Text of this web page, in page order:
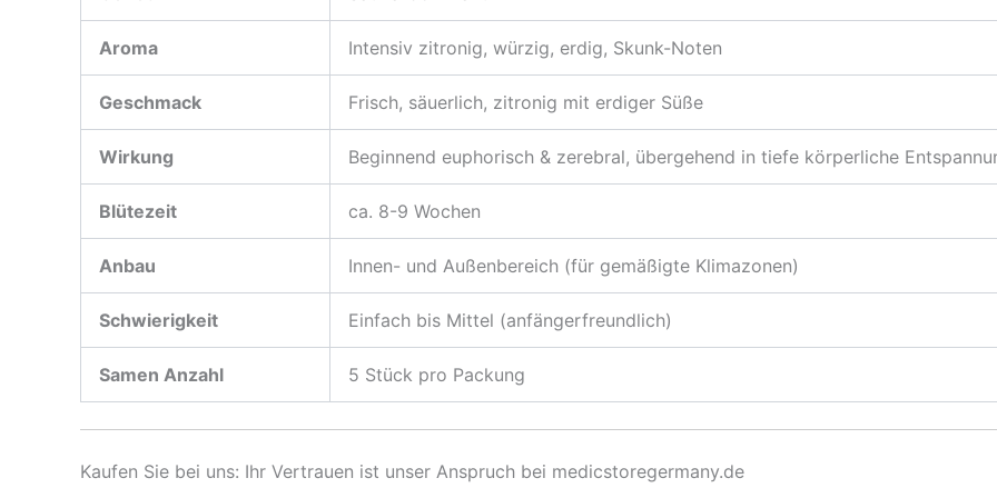
Aroma Intensiv zitronig, würzig, erdig, Skunk-Noten
Geschmack Frisch, säuerlich, zitronig mit erdiger Süße
Wirkung Beginnend euphorisch & zerebral, übergehend in tiefe körperliche
Blütezeit ca. 8-9 Wochen
Anbau Innen- und Außenbereich (für gemäßigte Klimazonen)
Schwierigkeit Einfach bis Mittel (anfängerfreundlich)
Samen Anzahl 5 Stück pro Packung
Kaufen Sie bei uns: Ihr Vertrauen ist unser Anspruch bei medicstoregermany.de